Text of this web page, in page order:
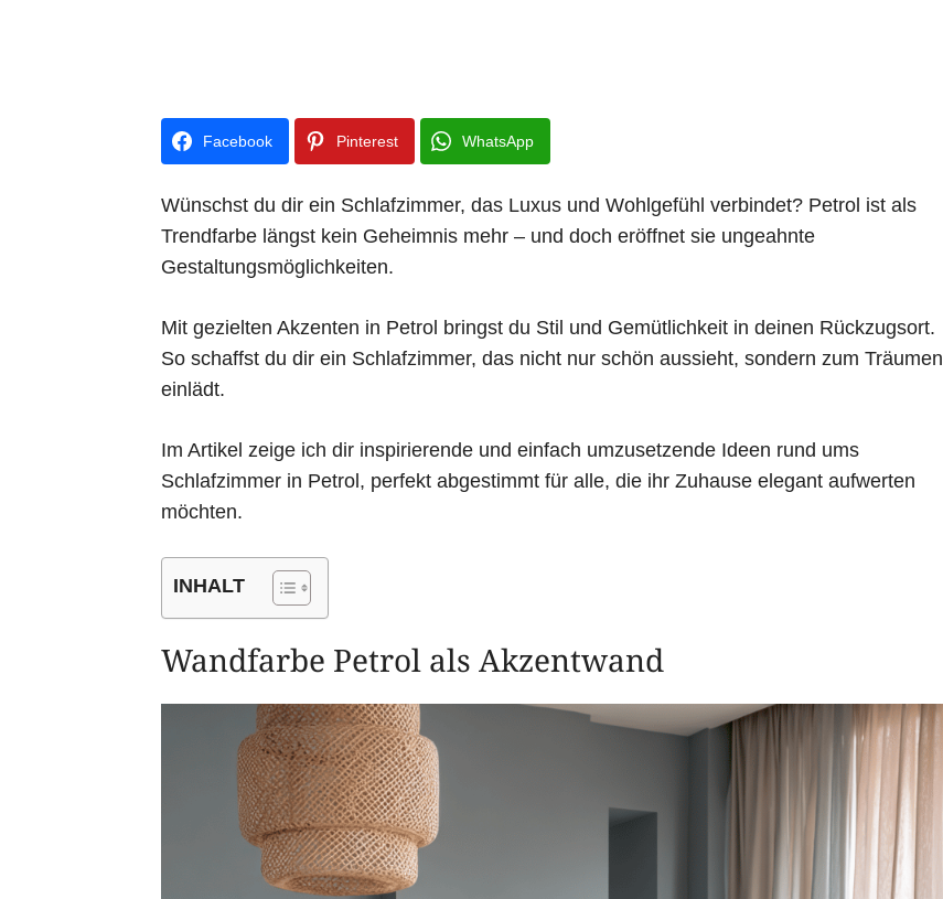
Facebook Pinterest WhatsApp
Wünschst du dir ein Schlafzimmer, das Luxus und Wohlgefühl verbindet? Petrol ist als
Trendfarbe längst kein Geheimnis mehr – und doch eröffnet sie ungeahnte
Gestaltungsmöglichkeiten.
Mit gezielten Akzenten in Petrol bringst du Stil und Gemütlichkeit in deinen Rückzugsort.
So schaffst du dir ein Schlafzimmer, das nicht nur schön aussieht, sondern zum Träumen
einlädt.
Im Artikel zeige ich dir inspirierende und einfach umzusetzende Ideen rund ums
Schlafzimmer in Petrol, perfekt abgestimmt für alle, die ihr Zuhause elegant aufwerten
möchten.
INHALT
Wandfarbe Petrol als Akzentwand